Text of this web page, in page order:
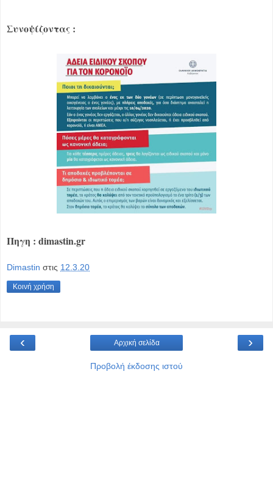
Συνοψίζοντας :
Πηγη : dimastin.gr
Dimastin στις 12.3.20
Κοινή χρήση
‹ ›
Αρχική σελίδα
Προβολή έκδοσης ιστού